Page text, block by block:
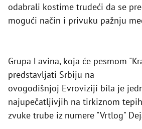
odabrali kostime trudeći da se
mogući način i privuku pažnju
Grupa Lavina, koja će pesmom
predstavljati Srbiju na
ovogodišnjoj Evroviziji bila je
najupečatljivjih na tirkiznom
zvuke trube iz numere "Vrtlog"